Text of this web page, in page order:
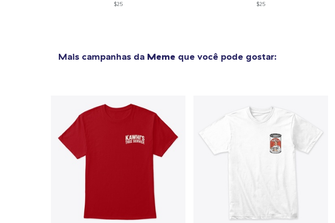
$25 $25
Mais campanhas da Meme que você pode gostar: